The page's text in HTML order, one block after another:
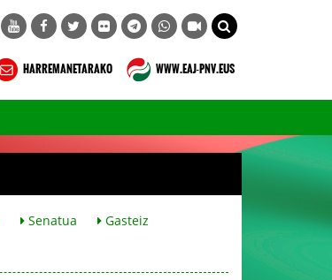
HARREMANETARAKO WWW.EAJ-PNV.EUS
Senatua
Gasteiz